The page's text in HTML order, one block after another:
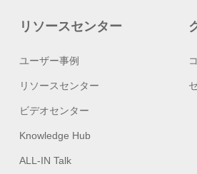
リソースセンター
ユーザー事例
リソースセンター
ビデオセンター
Knowledge Hub
ALL-IN Talk